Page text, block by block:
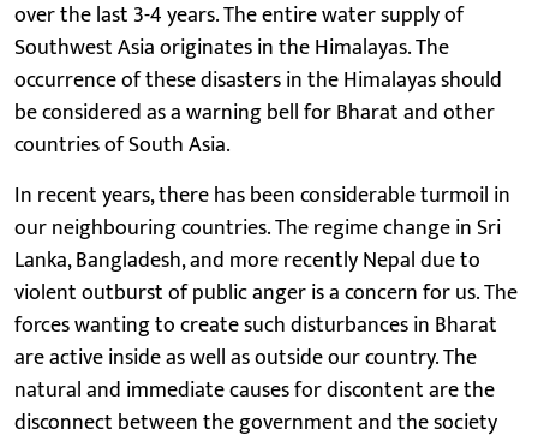
over the last 3-4 years. The entire water supply of
Southwest Asia originates in the Himalayas. The
occurrence of these disasters in the Himalayas should
be considered as a warning bell for Bharat and other
countries of South Asia.
In recent years, there has been considerable turmoil in
our neighbouring countries. The regime change in Sri
Lanka, Bangladesh, and more recently Nepal due to
violent outburst of public anger is a concern for us. The
forces wanting to create such disturbances in Bharat
are active inside as well as outside our country. The
natural and immediate causes for discontent are the
disconnect between the government and the society